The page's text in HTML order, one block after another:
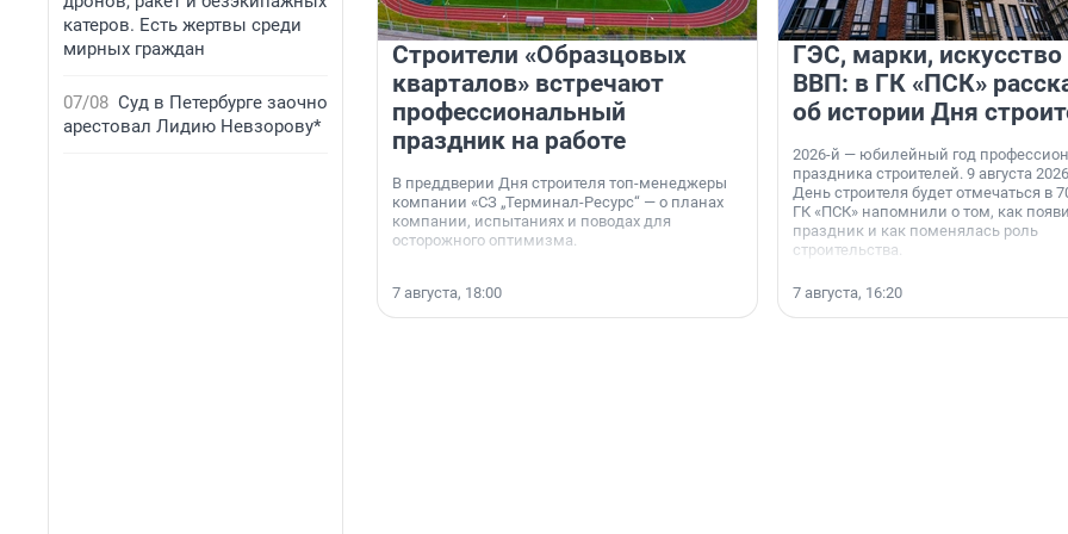
катеров. Есть жертвы среди
мирных граждан
07/08 Суд в Петербурге заочно
арестовал Лидию Невзорову*
Строители «Образцовых
кварталов» встречают
профессиональный
праздник на работе
В преддверии Дня строителя топ-менеджеры
компании «СЗ „Терминал-Ресурс“ — о планах
компании, испытаниях и поводах для
осторожного оптимизма.
7 августа, 18:00
ГЭС, марки, искусство
ВВП: в ГК «ПСК»
об истории Дня
2026-й — юбилейный год
праздника строителей. 9 августа
День строителя будет отмечаться в
ГК «ПСК» напомнили о том, как
праздник и как поменялась роль
строительства.
7 августа, 16:20